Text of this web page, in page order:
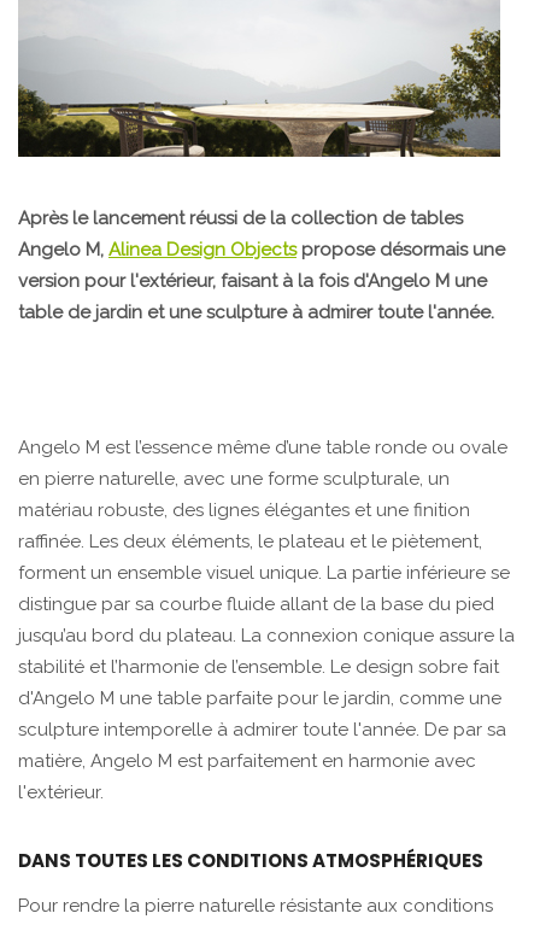
Après le lancement réussi de la collection de tables
Angelo M, Alinea Design Objectspropose désormais une
version pour l'extérieur, faisant à la fois d'Angelo M une
table de jardin et une sculpture à admirer toute l'année.
Angelo M est l’essence même d’une table ronde ou ovale
en pierre naturelle, avec une forme sculpturale, un
matériau robuste, des lignes élégantes et une finition
raffinée. Les deux éléments, le plateau et le piètement,
forment un ensemble visuel unique. La partie inférieure se
distingue par sa courbe fluide allant de la base du pied
jusqu’au bord du plateau. La connexion conique assure la
stabilité et l’harmonie de l’ensemble. Le design sobre fait
d'Angelo M une table parfaite pour le jardin, comme une
sculpture intemporelle à admirer toute l'année. De par sa
matière, Angelo M est parfaitement en harmonie avec
l'extérieur.
DANS TOUTES LES CONDITIONS ATMOSPHÉRIQUES
Pour rendre la pierre naturelle résistante aux conditions